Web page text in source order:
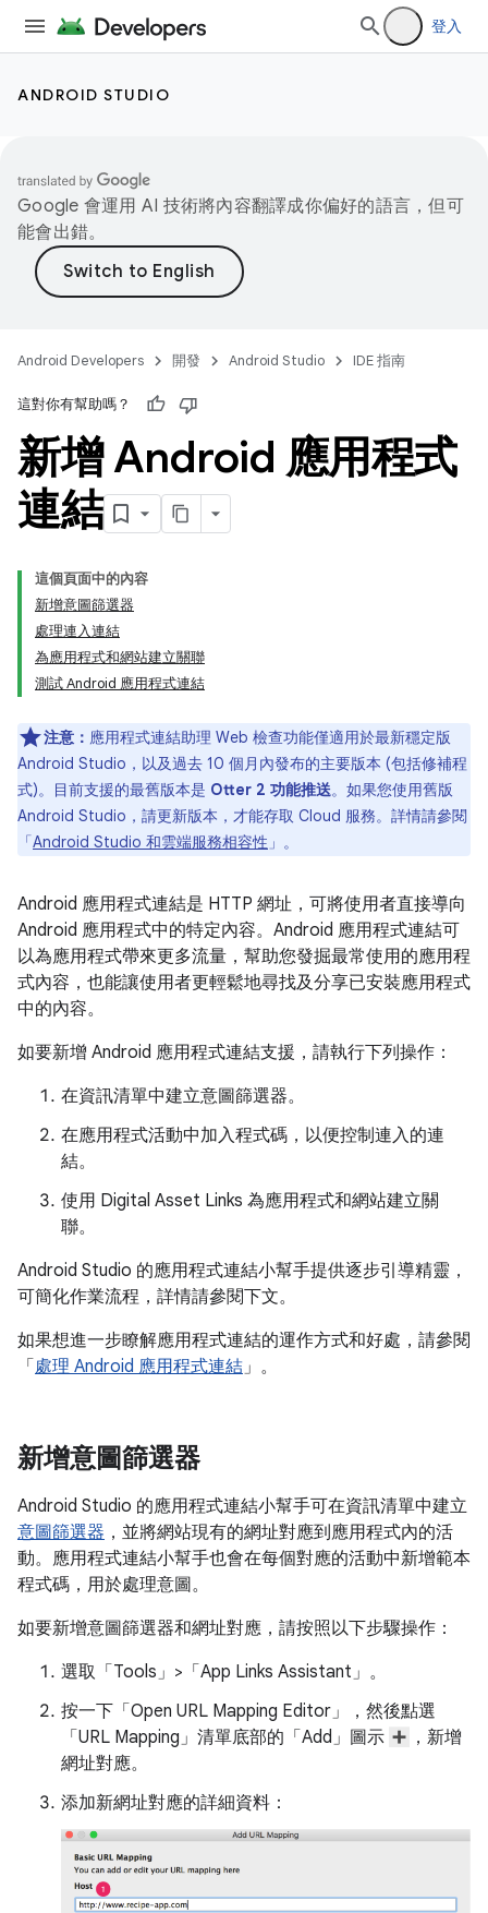
登入
ANDROID STUDIO
Google 會運用 AI 技術將內容翻譯成你偏好的語言，但可
能會出錯。
Android Developers 開發 Android Studio IDE 指南
這對你有幫助嗎？
新增 Android 應用程式
連結
這個頁面中的內容
新增意圖篩選器
處理連入連結
為應用程式和網站建立關聯
測試 Android 應用程式連結
注意： 應用程式連結助理 Web 檢查功能僅適用於最新穩定版
Android Studio，以及過去 10 個月內發布的主要版本 (包括修補程
式)。目前支援的最舊版本是 Otter 2 功能推送。如果您使用舊版
Android Studio，請更新版本，才能存取 Cloud 服務。詳情請參閱
「Android Studio 和雲端服務相容性 」。
Android 應用程式連結是 HTTP 網址，可將使用者直接導向
Android 應用程式中的特定內容。Android 應用程式連結可
以為應用程式帶來更多流量，幫助您發掘最常使用的應用程
式內容，也能讓使用者更輕鬆地尋找及分享已安裝應用程式
中的內容。
如要新增 Android 應用程式連結支援，請執行下列操作：
在資訊清單中建立意圖篩選器。
在應用程式活動中加入程式碼，以便控制連入的連
結。
使用 Digital Asset Links 為應用程式和網站建立關
聯。
Android Studio 的應用程式連結小幫手提供逐步引導精靈，
可簡化作業流程，詳情請參閱下文。
如果想進一步瞭解應用程式連結的運作方式和好處，請參閱
「 處理 Android 應用程式連結」。
新增意圖篩選器
Android Studio 的應用程式連結小幫手可在資訊清單中建立
意圖篩選器 ，並將網站現有的網址對應到應用程式內的活
動。應用程式連結小幫手也會在每個對應的活動中新增範本
程式碼，用於處理意圖。
如要新增意圖篩選器和網址對應，請按照以下步驟操作：
選取「Tools」>「App Links Assistant」。
按一下「Open URL Mapping Editor」
，然後點選
「URL Mapping」 清單底部的「Add」 圖示
，新增
網址對應。
添加新網址對應的詳細資料：